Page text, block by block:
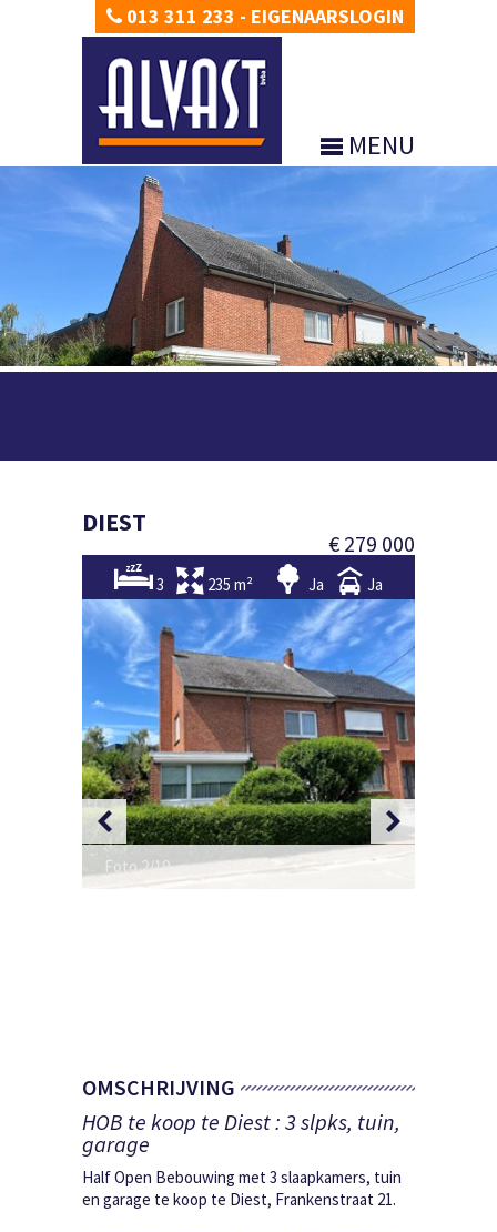
013 311 233 - EIGENAARSLOGIN
MENU
DIEST
€ 279 000
3 235 m² Ja Ja
Foto 2/19
OMSCHRIJVING
HOB te koop te Diest : 3 slpks, tuin,
garage
Half Open Bebouwing met 3 slaapkamers, tuin
en garage te koop te Diest, Frankenstraat 21.